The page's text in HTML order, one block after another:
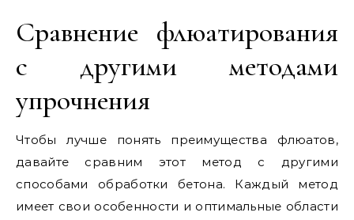
Сравнение флюатирования
с другими методами
упрочнения
Чтобы лучше понять преимущества флюатов,
давайте сравним этот метод с другими
способами обработки бетона. Каждый метод
имеет свои особенности и оптимальные области